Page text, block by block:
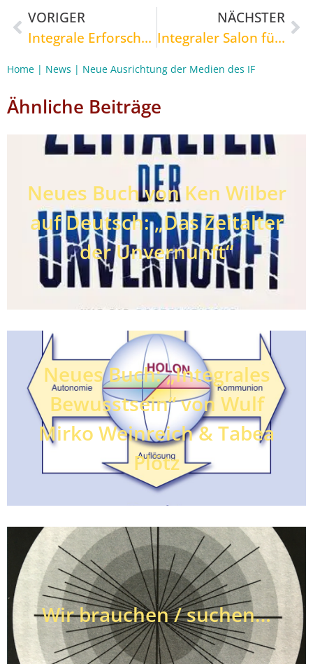
VORIGER
Integrale Erforschung der brennenden Themen der Gegenwart
NÄCHSTER
Integraler Salon für christliche Spiritualität im Alltag
Home | News | Neue Ausrichtung der Medien des IF
Ähnliche Beiträge
Neues Buch von Ken Wilber
auf Deutsch: „Das Zeitalter
der Unvernunft“
Neues Buch: „Integrales
Bewusstsein“ von Wulf
Mirko Weinreich & Tabea
Plötz
Wir brauchen / suchen…